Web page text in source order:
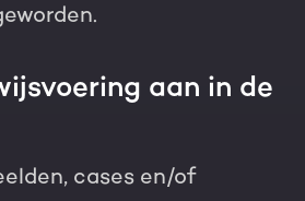
aan in de
cases en/of